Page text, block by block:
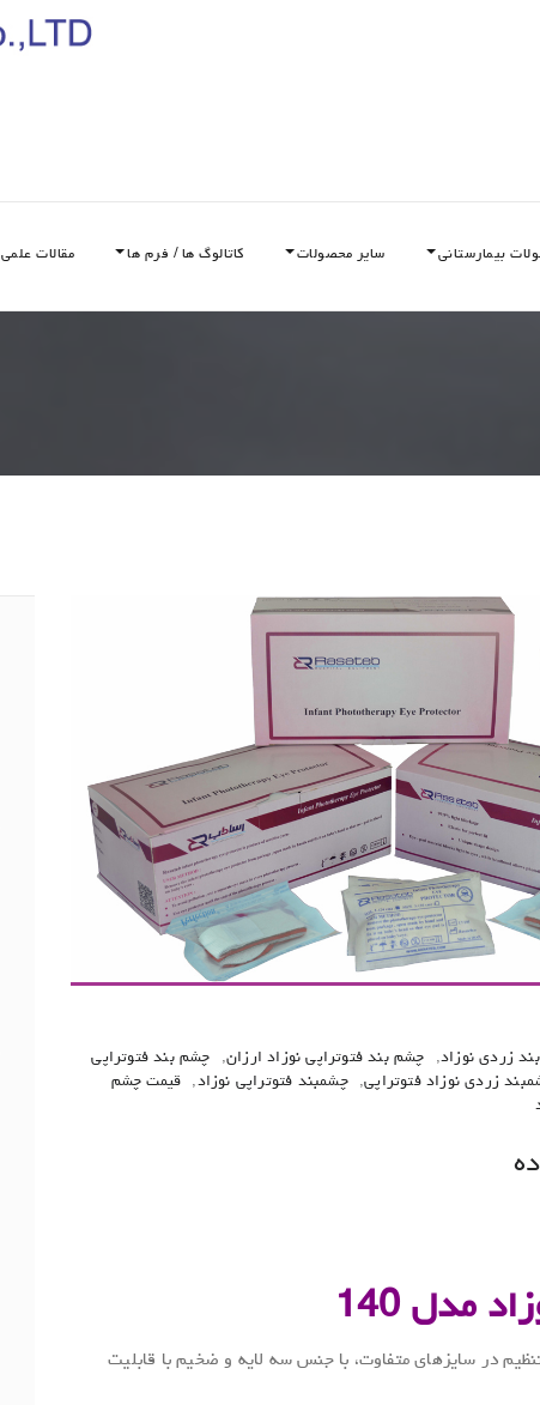
بیمارستانی سایر محصولات کاتالوگ ها / فرم ها مقالات علمی
زردی نوزاد, چشم بند فتوتراپی نوزاد ارزان,
چشم بند فتوتراپی
زردی نوزاد فتوتراپی, چشمبند فتوتراپی نوزاد,
قیمت چشم
مدل 140
نوزاد – مدل 140 قابل تنظیم در سایزهای متفاوت، با جنس سه لایه و ضخیم با قابلیت